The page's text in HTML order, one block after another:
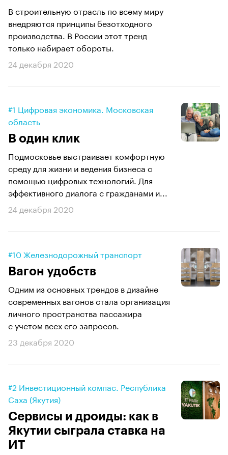
В строительную отрасль по всему миру
внедряются принципы безотходного
производства. В России этот тренд
только набирает обороты.
24 декабря 2020
#1 Цифровая экономика. Московская
область
В один клик
Подмосковье выстраивает комфортную
среду для жизни и ведения бизнеса с
помощью цифровых технологий. Для
эффективного диалога с гражданами и...
24 декабря 2020
#10 Железнодорожный транспорт
Вагон удобств
Одним из основных трендов в дизайне
современных вагонов стала организация
личного пространства пассажира
с учетом всех его запросов.
23 декабря 2020
#2 Инвестиционный компас. Республика
Саха (Якутия)
Сервисы и дроиды: как в
Якутии сыграла ставка на
ИТ